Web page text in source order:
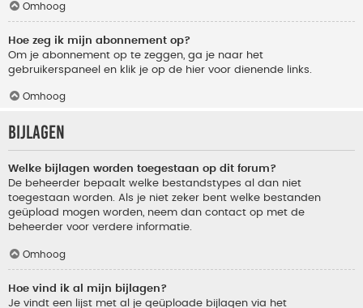
Omhoog
Hoe zeg ik mijn abonnement op?
Om je abonnement op te zeggen, ga je naar het
gebruikerspaneel en klik je op de hier voor dienende links.
Omhoog
Bijlagen
Welke bijlagen worden toegestaan op dit forum?
De beheerder bepaalt welke bestandstypes al dan niet
toegestaan worden. Als je niet zeker bent welke bestanden
geüpload mogen worden, neem dan contact op met de
beheerder voor verdere informatie.
Omhoog
Hoe vind ik al mijn bijlagen?
Je vindt een lijst met al je geüploade bijlagen via het